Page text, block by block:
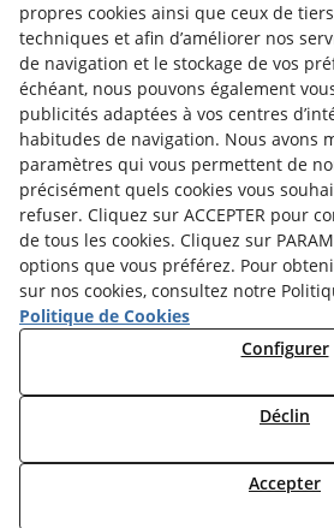
Aquesta empresa participa en el
contractació de persones en
vulnerabilitat,
subvencionat pel Servei Públic
amb el cofinançament del Fons
© 08/2026 Reiserpack - Tous
propres cookies ainsi que ceux de
techniques et afin d’améliorer nos
de navigation et le stockage de vos
échéant, nous pouvons également
publicités adaptées à vos centres
habitudes de navigation. Nous avons
paramètres qui vous permettent de
précisément quels cookies vous
refuser. Cliquez sur ACCEPTER pour
de tous les cookies. Cliquez sur
options que vous préférez. Pour
sur nos cookies, consultez notre
Politique de Cookies
Configurer
Déclin
Accepter